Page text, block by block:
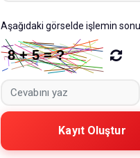
Aşağıdaki görselde işlemin
Kayıt Oluştur